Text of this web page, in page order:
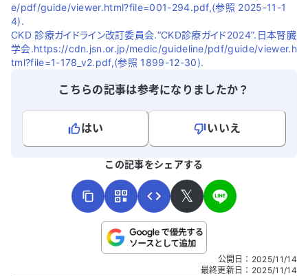
e/pdf/guide/viewer.html?file=001-294.pdf,(参照 2025-11-1
4).
CKD 診療ガイドライン改訂委員会.“CKD診療ガイド2024”.日本腎臓
学会.https://cdn.jsn.or.jp/medic/guideline/pdf/guide/viewer.h
tml?file=1-178_v2.pdf,(参照 1899-12-30).
こちらの記事は参考になりましたか？
はい
いいえ
こちらは送信専用のフォームです。氏名やご自身の病気の詳細な
この記事をシェアする
𝕏
公開日 ： 2025/11/14
最終更新日 ： 2025/11/14